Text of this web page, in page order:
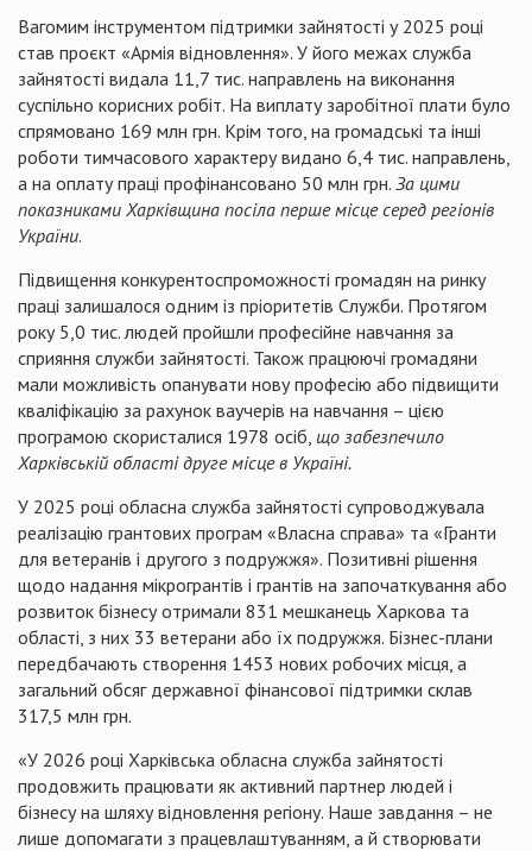
Вагомим інструментом підтримки зайнятості у 2025 році
став проєкт «Армія відновлення». У його межах служба
зайнятості видала 11,7 тис. направлень на виконання
суспільно корисних робіт. На виплату заробітної плати було
спрямовано 169 млн грн. Крім того, на громадські та інші
роботи тимчасового характеру видано 6,4 тис. направлень,
а на оплату праці профінансовано 50 млн грн. За цими
показниками Харківщина посіла перше місце серед регіонів
України.
Підвищення конкурентоспроможності громадян на ринку
праці залишалося одним із пріоритетів Служби. Протягом
року 5,0 тис. людей пройшли професійне навчання за
сприяння служби зайнятості. Також працюючі громадяни
мали можливість опанувати нову професію або підвищити
кваліфікацію за рахунок ваучерів на навчання – цією
програмою скористалися 1978 осіб, що забезпечило
Харківській області друге місце в Україні.
У 2025 році обласна служба зайнятості супроводжувала
реалізацію грантових програм «Власна справа» та «Гранти
для ветеранів і другого з подружжя». Позитивні рішення
щодо надання мікрогрантів і грантів на започаткування або
розвиток бізнесу отримали 831 мешканець Харкова та
області, з них 33 ветерани або їх подружжя. Бізнес-плани
передбачають створення 1453 нових робочих місця, а
загальний обсяг державної фінансової підтримки склав
317,5 млн грн.
«У 2026 році Харківська обласна служба зайнятості
продовжить працювати як активний партнер людей і
бізнесу на шляху відновлення регіону. Наше завдання – не
лише допомагати з працевлаштуванням, а й створювати